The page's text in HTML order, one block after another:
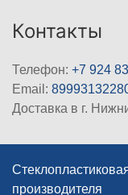
Контакты
Телефон: +7 924
Email:
Доставка в г.
производителя